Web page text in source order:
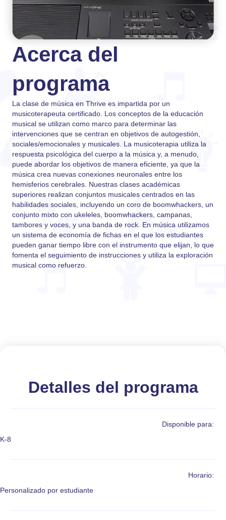
Acerca del
programa
La clase de música en Thrive es impartida por un
musicoterapeuta certificado. Los conceptos de la educación
musical se utilizan como marco para determinar las
intervenciones que se centran en objetivos de autogestión,
sociales/emocionales y musicales. La musicoterapia utiliza la
respuesta psicológica del cuerpo a la música y, a menudo,
puede abordar los objetivos de manera eficiente, ya que la
música crea nuevas conexiones neuronales entre los
hemisferios cerebrales. Nuestras clases académicas
superiores realizan conjuntos musicales centrados en las
habilidades sociales, incluyendo un coro de boomwhackers, un
conjunto mixto con ukeleles, boomwhackers, campanas,
tambores y voces, y una banda de rock. En música utilizamos
un sistema de economía de fichas en el que los estudiantes
pueden ganar tiempo libre con el instrumento que elijan, lo que
fomenta el seguimiento de instrucciones y utiliza la exploración
musical como refuerzo.
Detalles del programa
Disponible para:
K-8
Horario:
Personalizado por estudiante